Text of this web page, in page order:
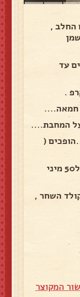
החלב ,
עד
.
חמאה....
המחבת....
(
***מהכמות הזו יוצא קרוב ל50 מיני
השחר ,
המקוצר